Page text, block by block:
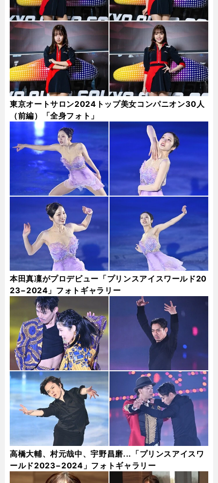
東京オートサロン2024トップ美女コンパニオン30人
（前編）「全身フォト」
本田真凜がプロデビュー「プリンスアイスワールド20
23−2024」フォトギャラリー
高橋大輔、村元哉中、宇野昌磨...「プリンスアイスワ
ールド2023−2024」フォトギャラリー